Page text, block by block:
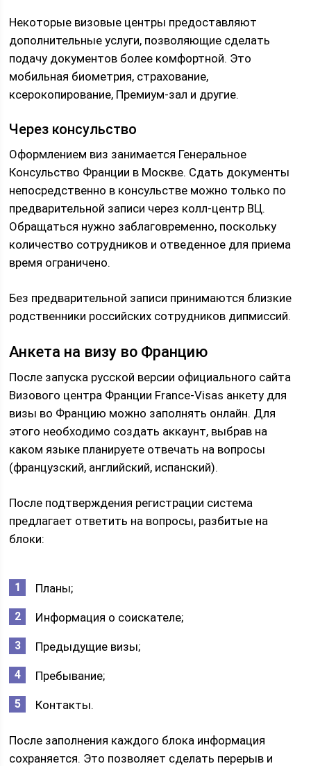
Некоторые визовые центры предоставляют
дополнительные услуги, позволяющие сделать
подачу документов более комфортной. Это
мобильная биометрия, страхование,
ксерокопирование, Премиум-зал и другие.
Через консульство
Оформлением виз занимается Генеральное
Консульство Франции в Москве. Сдать документы
непосредственно в консульстве можно только по
предварительной записи через колл-центр ВЦ.
Обращаться нужно заблаговременно, поскольку
количество сотрудников и отведенное для приема
время ограничено.
Без предварительной записи принимаются близкие
родственники российских сотрудников дипмиссий.
Анкета на визу во Францию
После запуска русской версии официального сайта
Визового центра Франции France-Visas анкету для
визы во Францию можно заполнять онлайн. Для
этого необходимо создать аккаунт, выбрав на
каком языке планируете отвечать на вопросы
(французский, английский, испанский).
После подтверждения регистрации система
предлагает ответить на вопросы, разбитые на
блоки:
Планы;
Информация о соискателе;
Предыдущие визы;
Пребывание;
Контакты.
После заполнения каждого блока информация
сохраняется. Это позволяет сделать перерыв и